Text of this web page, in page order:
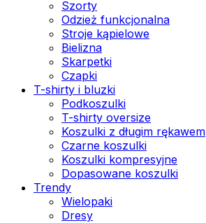
Szorty
Odzież funkcjonalna
Stroje kąpielowe
Bielizna
Skarpetki
Czapki
T-shirty i bluzki
Podkoszulki
T-shirty oversize
Koszulki z długim rękawem
Czarne koszulki
Koszulki kompresyjne
Dopasowane koszulki
Trendy
Wielopaki
Dresy